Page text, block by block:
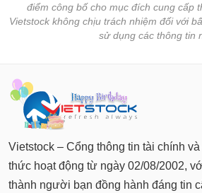
điểm công bố cho mục đích cung cấp
Vietstock không chịu trách nhiệm đối với
sử dụng các thông tin
Vietstock – Cổng thông tin tài chính
thức hoạt động từ ngày 02/08/2002,
thành người bạn đồng hành đáng tin